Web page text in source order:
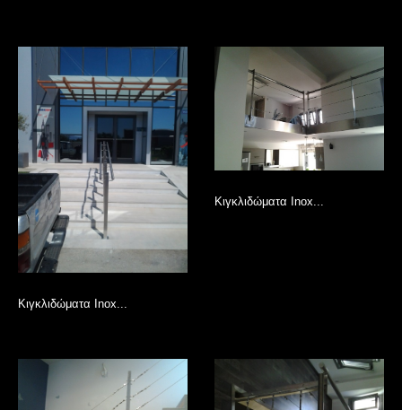
Κιγκλιδώματα Inox...
Κιγκλιδώματα Inox...